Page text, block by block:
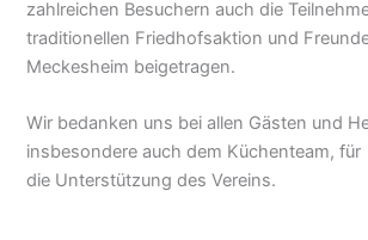
zahlreichen Besuchern auch die
traditionellen Friedhofsaktion und
Meckesheim beigetragen.
Wir bedanken uns bei allen Gästen und
insbesondere auch dem Küchenteam, für
die Unterstützung des Vereins.